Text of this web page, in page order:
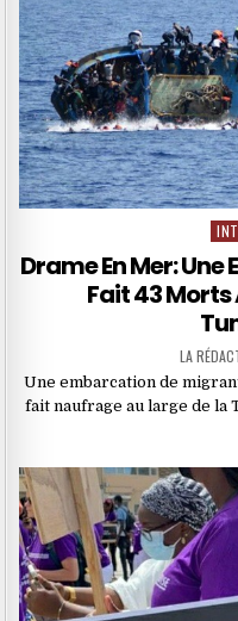
Drame En Mer:
Fait 43 Morts
LA
Une embarcation de
fait naufrage au large de la